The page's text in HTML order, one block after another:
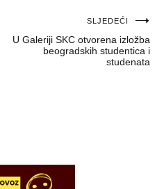
SLJEDEĆI
U Galeriji SKC otvorena izložba
beogradskih studentica i
studenata